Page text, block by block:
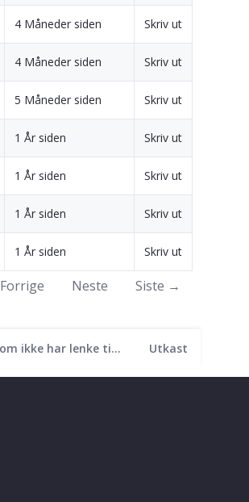
Sider som ikke har lenke til seg Utkast
4 Måneder siden Skriv ut
4 Måneder siden Skriv ut
5 Måneder siden Skriv ut
1 År siden Skriv ut
1 År siden Skriv ut
1 År siden Skriv ut
1 År siden Skriv ut
Forrige Neste Siste →